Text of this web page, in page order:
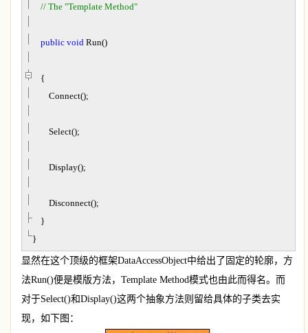
// The "Template Method"
public void Run()
{
Connect();
Select();
Display();
Disconnect();
}
}
显然在这个顶级的框架DataAccessObject中给出了固定的轮廓，方
法Run()便是模版方法， Template Method模式也由此而得名。而
对于Select()和Display()这两个抽象方法则留给具体的子类去实
现，如下图：